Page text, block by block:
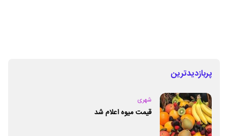
پربازدیدترین
شهری
قیمت میوه اعلام شد